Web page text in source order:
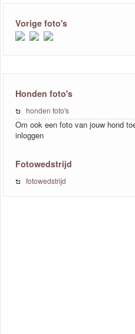
Vorige foto's
Honden foto's
honden foto's
Om ook een foto van jouw hond
inloggen
Fotowedstrijd
fotowedstrijd